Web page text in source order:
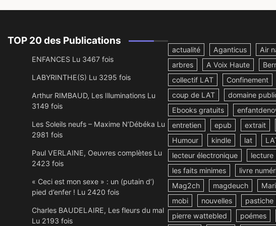
TOP 20 des Publications
ENFANCES Lu 3467 fois
LABYRINTHE(S) Lu 3295 fois
Arthur RIMBAUD, Les Illuminations Lu
3149 fois
Les Soleils neufs – Maxime N’Débéka Lu
2981 fois
Paul VERLAINE, Oeuvres complètes Lu
2423 fois
« Ceci est mon sexe » : un (putain d’)
pied d’enfer ! Lu 2420 fois
Charles BAUDELAIRE, Les fleurs du mal
Lu 2193 fois
actualité Aganticus
Air
arbres
A Voix Haute
collectif LAT
Confinement
coup de LAT
domaine
Ebooks gratuits
entretien
epub extrait
Humour
kindle lat
lecteur électronique
lecture
les faits minimes
livre
Mag2ch
magdeuch
mobi
nouvelles pastiche
pierre wattebled
poémes